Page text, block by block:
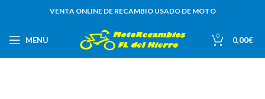
VENTA ONLINE DE RECAMBIO USADO DE MOTO
MENU 0 0,00€